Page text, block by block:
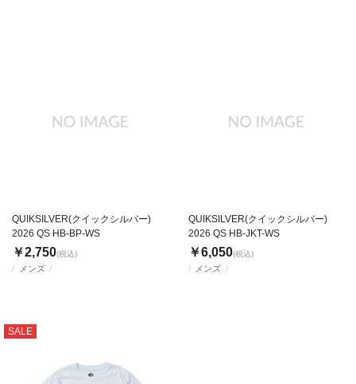
メンズ
QUIKSILVER(クイックシルバー)
2026 QS HB-BP-WS
￥2,750(税込)
メンズ
QUIKSILVER(クイックシルバー)
2026 QS HB-JKT-WS
￥6,050(税込)
SALE